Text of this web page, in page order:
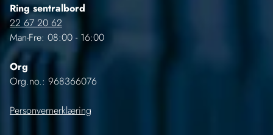
Ring sentralbord
22 67 20 62
Man-Fre: 08:00 - 16:00
Org
Org.no.: 968366076
Personvernerklæring